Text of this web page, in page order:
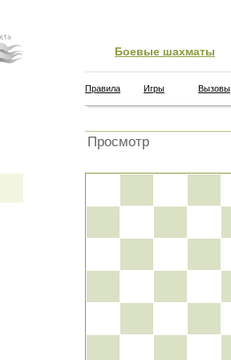
Боевые шахматы
Правила Игры Вызовы
Просмотр